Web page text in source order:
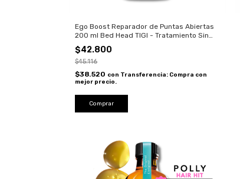
Ego Boost Reparador de Puntas Abiertas
200 ml Bed Head TIGI - Tratamiento Sin
Enjuague
$42.800
$45.116
$38.520 con Transferencia: Compra con
mejor precio.